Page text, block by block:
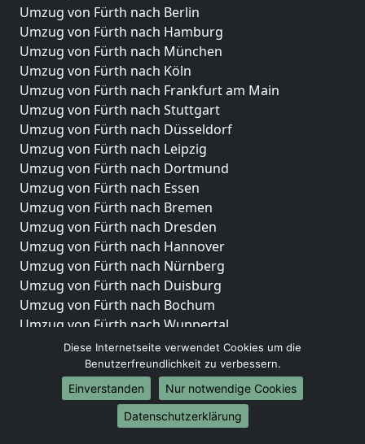
Umzug von Fürth nach Berlin
Umzug von Fürth nach Hamburg
Umzug von Fürth nach München
Umzug von Fürth nach Köln
Umzug von Fürth nach Frankfurt am Main
Umzug von Fürth nach Stuttgart
Umzug von Fürth nach Düsseldorf
Umzug von Fürth nach Leipzig
Umzug von Fürth nach Dortmund
Umzug von Fürth nach Essen
Umzug von Fürth nach Bremen
Umzug von Fürth nach Dresden
Umzug von Fürth nach Hannover
Umzug von Fürth nach Nürnberg
Umzug von Fürth nach Duisburg
Umzug von Fürth nach Bochum
Umzug von Fürth nach Wuppertal
Umzug von Fürth nach Bielefeld
Umzug von Fürth nach Bonn
Umzug von Fürth nach Münster
Internationale-Umzüge
Diese Internetseite verwendet Cookies um die
Benutzerfreundlichkeit zu verbessern.
Einverstanden
Nur notwendige Cookies
Datenschutzerklärung